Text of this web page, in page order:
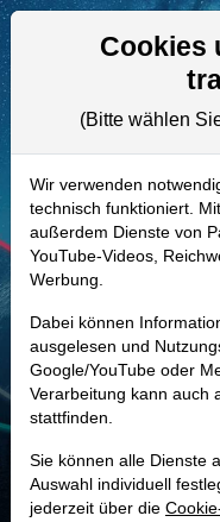
603111 | GPN
Aktie
Realtime-Aktienkurs:
- - -
-
Marktkapitalisierung
Unternehmenswert
Umsatz
Cookies
(Bitte wählen
Wir verwenden
technisch funktioniert.
außerdem Dienste von
YouTube-Videos,
Werbung.
Dabei können
ausgelesen und
Google/YouTube oder
Verarbeitung kann auch
stattfinden.
Sie können alle Dienste
Auswahl individuell
jederzeit über die